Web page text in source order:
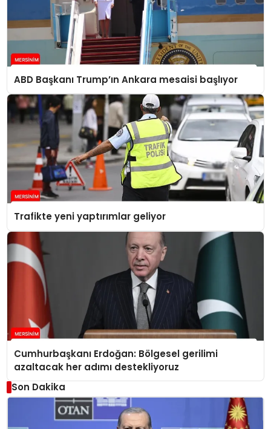
ABD Başkanı Trump’ın Ankara mesaisi başlıyor
Trafikte yeni yaptırımlar geliyor
Cumhurbaşkanı Erdoğan: Bölgesel gerilimi
azaltacak her adımı destekliyoruz
Son Dakika